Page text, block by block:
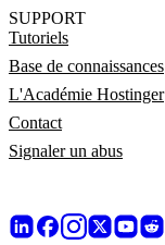
SUPPORT
Tutoriels
Base de connaissances
L'Académie Hostinger
Contact
Signaler un abus